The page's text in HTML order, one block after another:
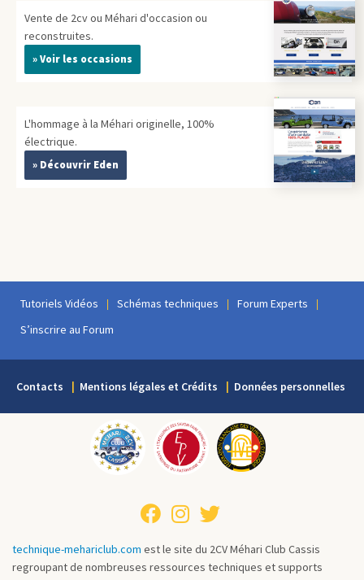
Vente de 2cv ou Méhari d'occasion ou
reconstruites.
» Voir les occasions
L'hommage à la Méhari originelle, 100%
électrique.
» Découvrir Eden
Tutoriels Vidéos Schémas techniques
Forum Experts
S’inscrire au Forum
Contacts Mentions légales et Crédits Données personnelles
technique-mehariclub.com est le site du 2CV Méhari Club Cassis
regroupant de nombreuses ressources techniques et supports